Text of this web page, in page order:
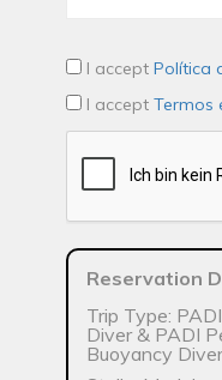
I accept Política
I accept Termos
Reservation
Trip Type:
Diver & PADI
Buoyancy